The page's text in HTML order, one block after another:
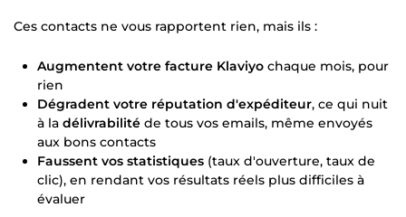
Ces contacts ne vous rapportent rien, mais ils :
Augmentent votre facture Klaviyo chaque mois, pour
rien
Dégradent votre réputation d'expéditeur, ce qui nuit
à la délivrabilité de tous vos emails, même envoyés
aux bons contacts
Faussent vos statistiques (taux d'ouverture, taux de
clic), en rendant vos résultats réels plus difficiles à
évaluer